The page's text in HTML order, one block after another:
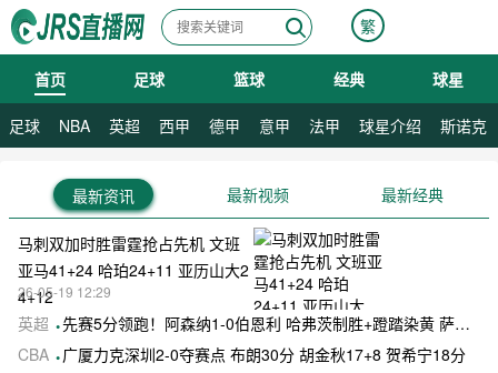
繁
首页 足球 篮球 经典 球星
足球 NBA 英超 西甲 德甲 意甲 法甲 球星介绍 斯诺克
最新资讯 最新视频 最新经典
马刺双加时胜雷霆抢占先机 文班
亚马41+24 哈珀24+11 亚历山大2
4+12
26-05-19 12:29
英超
先赛5分领跑！阿森纳1-0伯恩利 哈弗茨制胜+蹬踏染黄 萨卡献助攻
CBA
广厦力克深圳2-0夺赛点 布朗30分 胡金秋17+8 贺希宁18分
08月07日 星期五